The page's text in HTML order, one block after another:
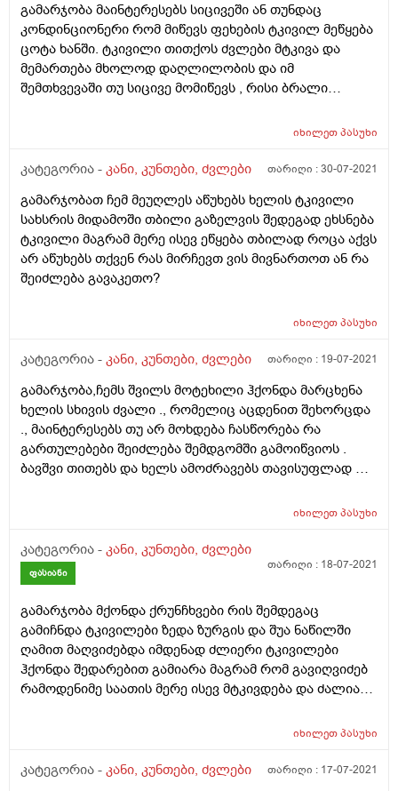
გამარჯობა მაინტერესებს სიცივეში ან თუნდაც
კონდინციონერი რომ მიწევს ფეხების ტკივილ მეწყება
ცოტა ხანში. ტკივილი თითქოს ძვლები მტკივა და
მემართება მხოლოდ დაღლილობის და იმ
შემთხვევაში თუ სიცივე მომიწევს , რისი ბრალი
იხილეთპასუხი
კატეგორია - კანი, კუნთები, ძვლები თარიღი :30-07-2021
გამარჯობათ ჩემ მეუღლეს აწუხებს ხელის ტკივილი
სახსრის მიდამოში თბილი გაზელვის შედეგად ეხსნება
ტკივილი მაგრამ მერე ისევ ეწყება თბილად როცა აქვს
არ აწუხებს თქვენ რას მირჩევთ ვის მივნართოთ ან რა
შეიძლება გავაკეთო?
იხილეთპასუხი
კატეგორია - კანი, კუნთები, ძვლები თარიღი : 19-07-2021
გამარჯობა,ჩემს შვილს მოტეხილი ჰქონდა მარცხენა
ხელის სხივის ძვალი ., რომელიც აცდენით შეხორცდა
., მაინტერესებს თუ არ მოხდება ჩასწორება რა
გართულებები შეიძლება შემდგომში გამოიწვიოს .
ბავშვი თითებს და ხელს ამოძრავებს თავისუფლად და
იხილეთპასუხი
კატეგორია - კანი, კუნთები, ძვლები
ფასიანი
თარიღი : 18-07-2021
გამარჯობა მქონდა ქრუნჩხვები რის შემდეგაც
გამიჩნდა ტკივილები ზედა ზურგის და შუა ნაწილში
ღამით მაღვიძებდა იმდენად ძლიერი ტკივილები
ჰქონდა შედარებით გამიარა მაგრამ რომ გავიღვიძებ
რამოდენიმე საათის მერე ისევ მტკივდება და ძალიან
საგრძნობლად მოვიკელი მშობლებთან შედარებით
გაზრდილიყო სიმაღლეში ვარ 21 წლის და ძალიან
იხილეთპასუხი
კატეგორია - კანი, კუნთები, ძვლები თარიღი : 17-07-2021